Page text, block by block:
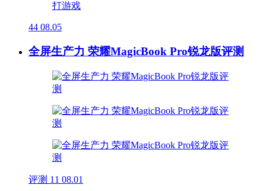
44 08.05
全屏生产力 荣耀MagicBook Pro锐龙版评测
评测 11 08.01